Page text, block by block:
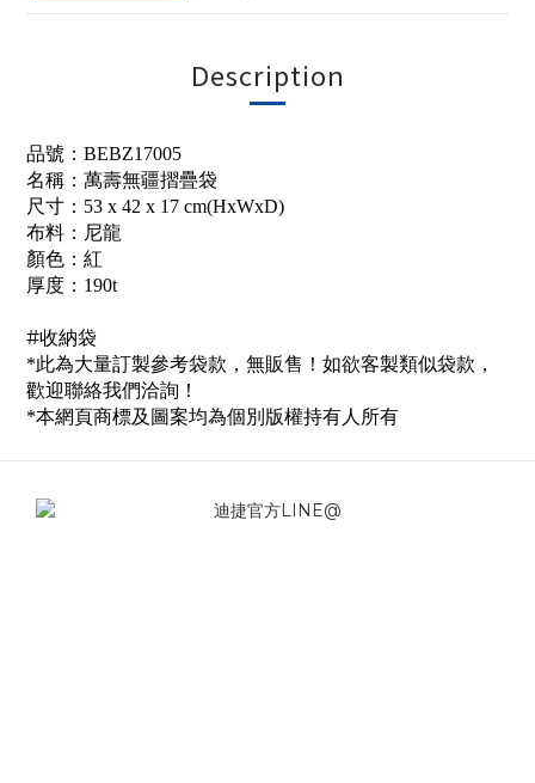
Description
品號：BEBZ17005
名稱：萬壽無疆摺疊袋
尺寸：53 x 42 x 17 cm(HxWxD)
布料：尼龍
顏色：紅
厚度：190t
#收納袋
*此為大量訂製參考袋款，無販售！如欲客製類似袋款，
歡迎聯絡我們洽詢！
*本網頁商標及圖案均為個別版權持有人所有